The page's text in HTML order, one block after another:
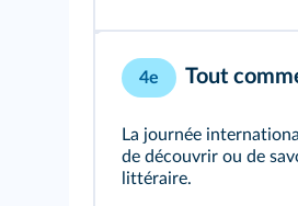
4e Tout
La journée
de découvrir ou de
littéraire.